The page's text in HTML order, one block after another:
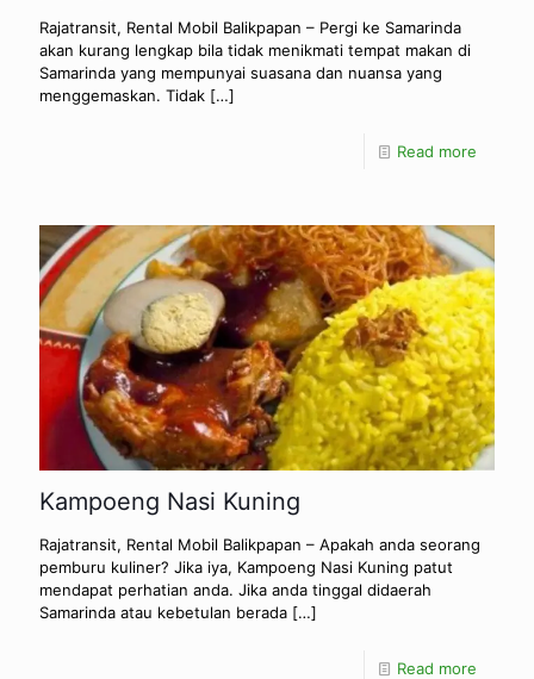
Rajatransit, Rental Mobil Balikpapan – Pergi ke Samarinda
akan kurang lengkap bila tidak menikmati tempat makan di
Samarinda yang mempunyai suasana dan nuansa yang
menggemaskan. Tidak […]
Read more
Kampoeng Nasi Kuning
Rajatransit, Rental Mobil Balikpapan – Apakah anda seorang
pemburu kuliner? Jika iya, Kampoeng Nasi Kuning patut
mendapat perhatian anda. Jika anda tinggal didaerah
Samarinda atau kebetulan berada […]
Read more